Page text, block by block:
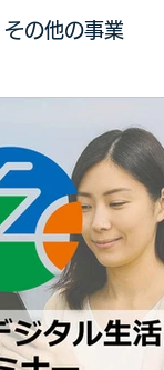
その他の事業